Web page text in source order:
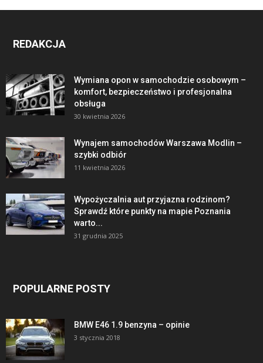
REDAKCJA
Wymiana opon w samochodzie osobowym –
komfort, bezpieczeństwo i profesjonalna
obsługa
30 kwietnia 2026
Wynajem samochodów Warszawa Modlin –
szybki odbiór
11 kwietnia 2026
Wypożyczalnia aut przyjazna rodzinom?
Sprawdź które punkty na mapie Poznania
warto...
31 grudnia 2025
POPULARNE POSTY
BMW E46 1.9 benzyna – opinie
3 stycznia 2018